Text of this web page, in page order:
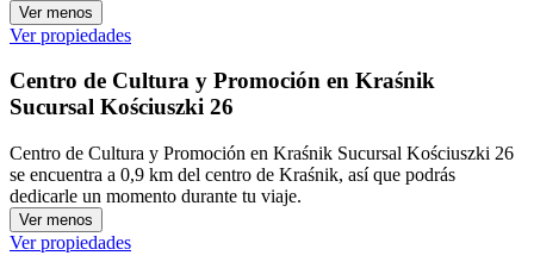
Ver menos
Ver propiedades
Centro de Cultura y Promoción en Kraśnik
Sucursal Kościuszki 26
Centro de Cultura y Promoción en Kraśnik Sucursal Kościuszki 26
se encuentra a 0,9 km del centro de Kraśnik, así que podrás
dedicarle un momento durante tu viaje.
Ver menos
Ver propiedades